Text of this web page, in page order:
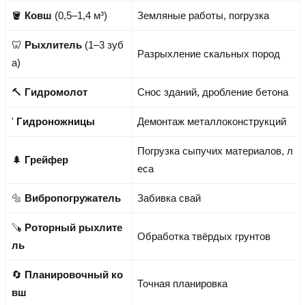
🪣 Ковш (0,5–1,4 м³) Земляные работы, погрузка
🦷 Рыхлитель (1–3 зуб
а)
Разрыхление скальных пород
🔨 Гидромолот Снос зданий, дробление бетона
' Гидроножницы Демонтаж металлоконструкций
🌲 Грейфер
Погрузка сыпучих материалов, л
еса
🔩 Вибропогружатель Забивка свай
🪚 Роторный рыхлите
ль
Обработка твёрдых грунтов
🔄 Планировочный ко
вш
Точная планировка